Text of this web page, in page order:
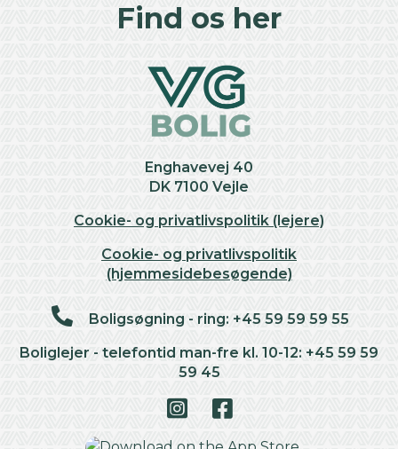
Find os her
Enghavevej 40
DK 7100 Vejle
Cookie- og privatlivspolitik (lejere)
Cookie- og privatlivspolitik
(hjemmesidebesøgende)
Boligsøgning - ring: +45 59 59 59 55
Boliglejer - telefontid man-fre kl. 10-12: +45 59 59
59 45